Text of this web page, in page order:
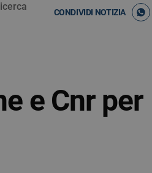
CONDIVIDI NOTIZIA
e Cnr per